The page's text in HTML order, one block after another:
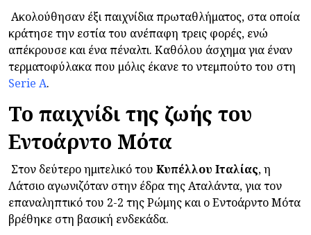
Ακολούθησαν έξι παιχνίδια πρωταθλήματος, στα οποία
κράτησε την εστία του ανέπαφη τρεις φορές, ενώ
απέκρουσε και ένα πέναλτι. Καθόλου άσχημα για έναν
τερματοφύλακα που μόλις έκανε το ντεμπούτο του στη
Serie A.
Το παιχνίδι της ζωής του
Εντοάρντο Μότα
Στον δεύτερο ημιτελικό του Κυπέλλου Ιταλίας, η
Λάτσιο αγωνιζόταν στην έδρα της Αταλάντα, για τον
επαναληπτικό του 2-2 της Ρώμης και ο Εντοάρντο Μότα
βρέθηκε στη βασική ενδεκάδα.